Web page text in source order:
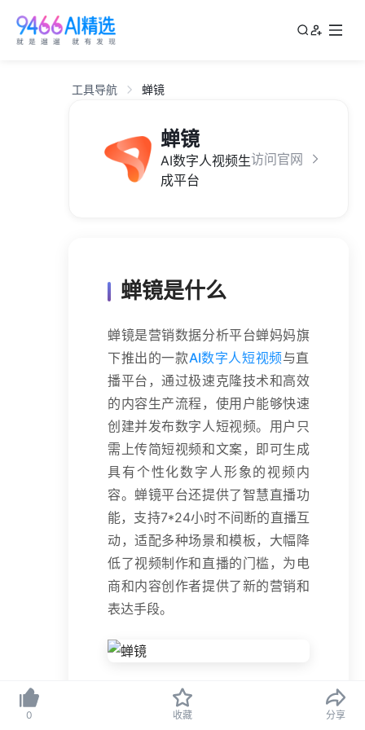
0 收藏 分享
工具导航 蝉镜
蝉镜
AI数字人视频生
成平台
访问官网
蝉镜是什么
蝉镜是营销数据分析平台蝉妈妈旗
下推出的一款AI数字人短视频与直
播平台，通过极速克隆技术和高效
的内容生产流程，使用户能够快速
创建并发布数字人短视频。用户只
需上传简短视频和文案，即可生成
具有个性化数字人形象的视频内
容。蝉镜平台还提供了智慧直播功
能，支持7*24小时不间断的直播互
动，适配多种场景和模板，大幅降
低了视频制作和直播的门槛，为电
商和内容创作者提供了新的营销和
表达手段。
蝉镜的主要功能